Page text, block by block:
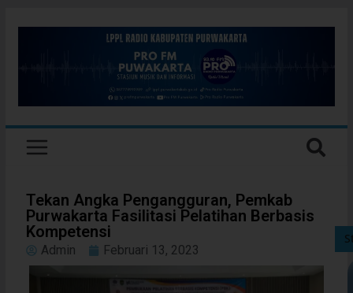
Tekan Angka Pengangguran, Pemkab
Purwakarta Fasilitasi Pelatihan Berbasis
Kompetensi
Admin Februari 13, 2023